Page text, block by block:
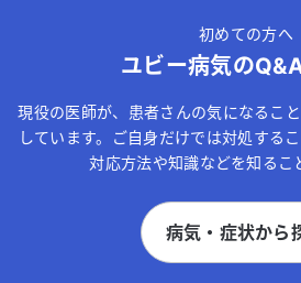
初めての方へ
ユビー病気の
現役の医師が、患者さんの気になるこ
しています。ご自身だけでは対処する
対応方法や知識などを知るこ
病気・症状から